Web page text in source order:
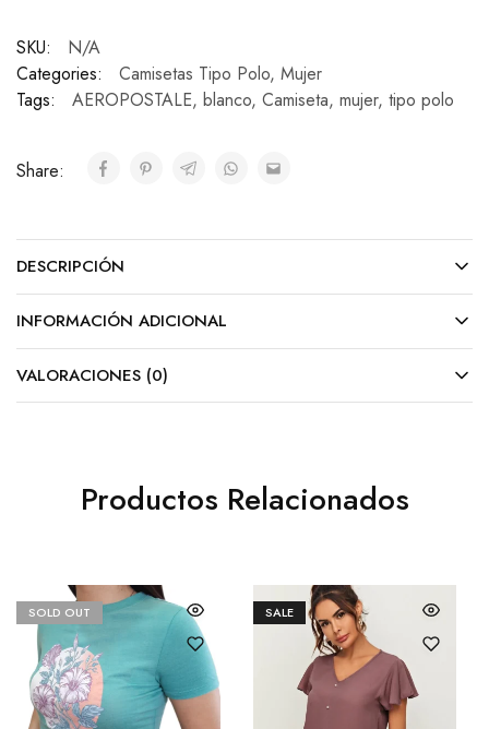
SKU:
N/A
Categories:
Camisetas Tipo Polo, Mujer
Tags:
AEROPOSTALE, blanco, Camiseta, mujer, tipo polo
Share:
DESCRIPCIÓN
INFORMACIÓN ADICIONAL
VALORACIONES (0)
Productos Relacionados
SOLD OUT SALE